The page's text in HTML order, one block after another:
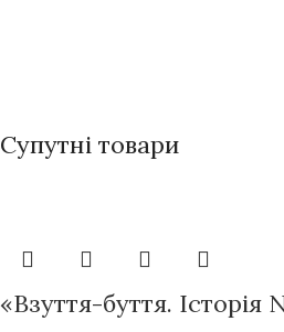
Супутні товари
«Взуття-буття. Історія